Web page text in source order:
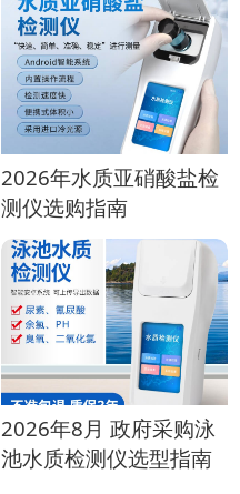
2026年水质亚硝酸盐检
测仪选购指南
2026年8月 政府采购泳
池水质检测仪选型指南